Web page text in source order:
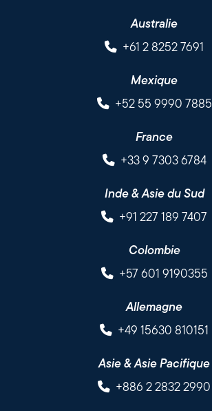
Australie
+61 2 8252 7691
Mexique
+52 55 9990 7885
France
+33 9 7303 6784
Inde & Asie du Sud
+91 227 189 7407
Colombie
+57 601 9190355
Allemagne
+49 15630 810151
Asie & Asie Pacifique
+886 2 2832 2990